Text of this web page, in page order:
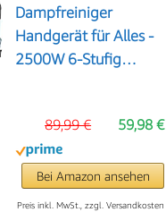
Dampfreiniger
Handgerät für Alles -
2500W 6-Stufig
Dampf, 15s
Aufheizzeit, Tragbar
mit 10 Zubehörteilen,
Dampfreinigung für
59,98 €
89,99 €
Bei Amazon ansehen
Preis inkl. MwSt., zzgl. Versandkosten